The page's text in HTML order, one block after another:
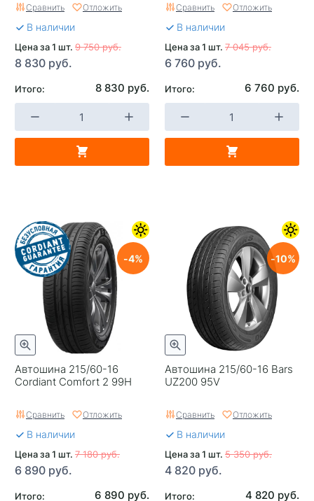
Сравнить Отложить
В наличии
Цена за 1 шт. 9 750 руб.
8 830 руб.
Итого: 8 830 руб.
Сравнить Отложить
В наличии
Цена за 1 шт. 7 045 руб.
6 760 руб.
Итого: 6 760 руб.
Автошина 215/60-16
Cordiant Comfort 2 99H
4
Сравнить Отложить
В наличии
Цена за 1 шт. 7 180 руб.
6 890 руб.
Итого: 6 890 руб.
Автошина 215/60-16 Bars
UZ200 95V
10
Сравнить Отложить
В наличии
Цена за 1 шт. 5 350 руб.
4 820 руб.
Итого: 4 820 руб.